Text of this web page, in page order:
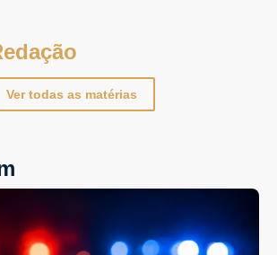
Ver todas as matérias